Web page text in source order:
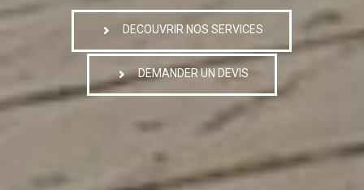
DECOUVRIR NOS SERVICES
DEMANDER UN DEVIS